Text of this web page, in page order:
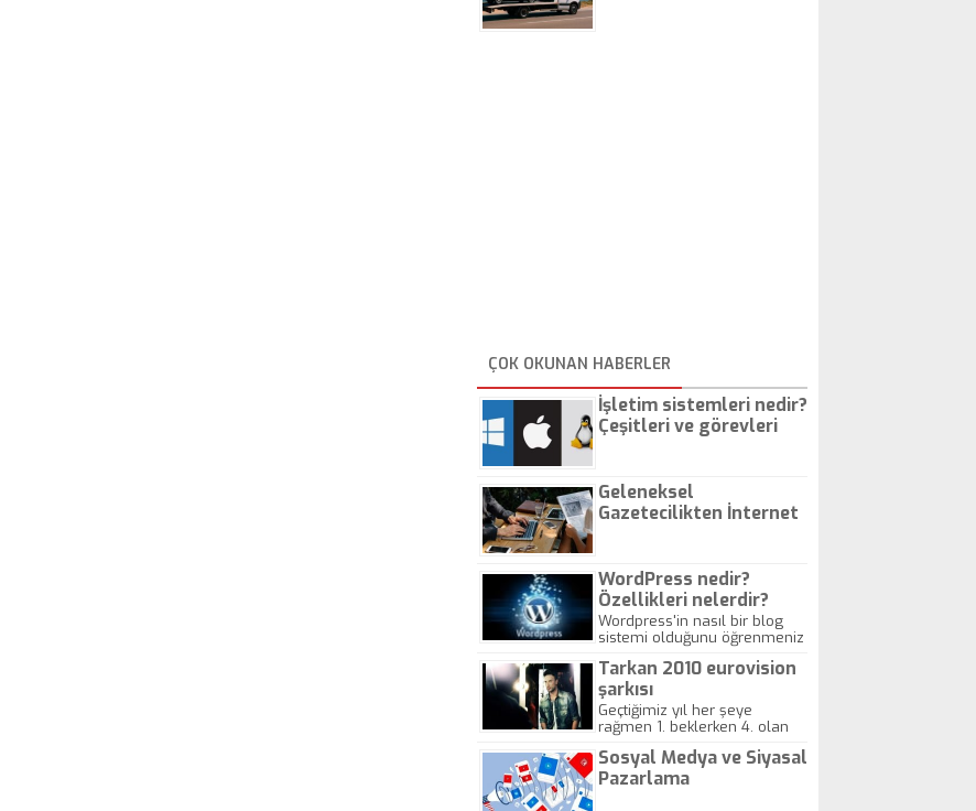
ÇOK OKUNAN HABERLER
İşletim sistemleri nedir?
Çeşitleri ve görevleri
Geleneksel
Gazetecilikten İnternet
WordPress nedir?
Özellikleri nelerdir?
Wordpress'in nasıl bir blog
sistemi olduğunu öğrenmeniz
Tarkan 2010 eurovision
şarkısı
Geçtiğimiz yıl her şeye
rağmen 1. beklerken 4. olan
gösterisinin bu yarışmada
önemli olmadığını anlamıştır.
Sosyal Medya ve Siyasal
Pazarlama